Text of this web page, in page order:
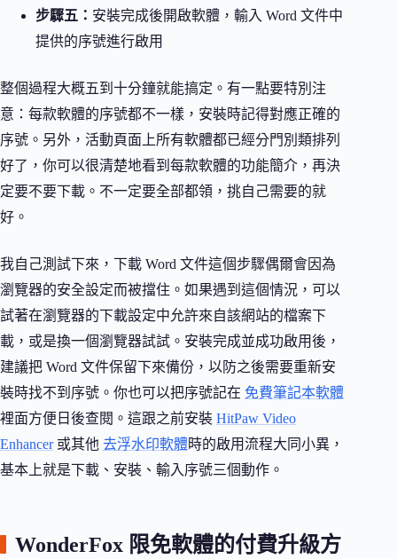
步驟五： 安裝完成後開啟軟體，輸入 Word 文件中
提供的序號進行啟用
整個過程大概五到十分鐘就能搞定。有一點要特別注
意：每款軟體的序號都不一樣，安裝時記得對應正確的
序號。另外，活動頁面上所有軟體都已經分門別類排列
好了，你可以很清楚地看到每款軟體的功能簡介，再決
定要不要下載。不一定要全部都領，挑自己需要的就
好。
我自己測試下來，下載 Word 文件這個步驟偶爾會因為
瀏覽器的安全設定而被擋住。如果遇到這個情況，可以
試著在瀏覽器的下載設定中允許來自該網站的檔案下
載，或是換一個瀏覽器試試。安裝完成並成功啟用後，
建議把 Word 文件保留下來備份，以防之後需要重新安
裝時找不到序號。你也可以把序號記在 免費筆記本軟體
裡面方便日後查閱。這跟之前安裝 HitPaw Video
Enhancer或其他 去浮水印軟體時的啟用流程大同小異，
基本上就是下載、安裝、輸入序號三個動作。
WonderFox 限免軟體的付費升級方